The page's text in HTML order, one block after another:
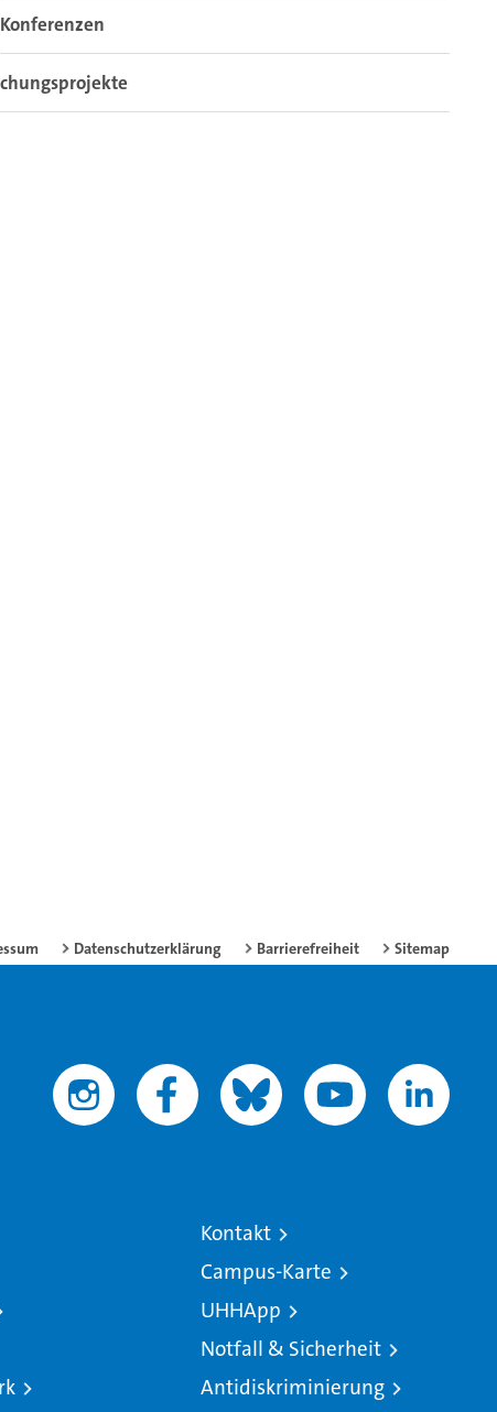
Konferenzen
Datenschutzerklärung Barrierefreiheit Sitemap
Kontakt
Campus-Karte
UHHApp
Notfall & Sicherheit
Antidiskriminierung